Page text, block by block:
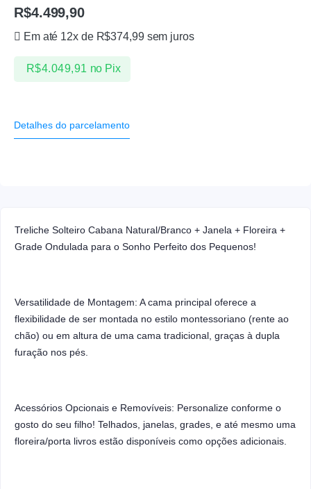
R$4.499,90
Em até 12x de R$374,99sem juros
R$4.049,91 no Pix
Detalhes do parcelamento
Treliche Solteiro Cabana Natural/Branco + Janela + Floreira +
Grade Ondulada para o Sonho Perfeito dos Pequenos!
Versatilidade de Montagem: A cama principal oferece a
flexibilidade de ser montada no estilo montessoriano (rente ao
chão) ou em altura de uma cama tradicional, graças à dupla
furação nos pés.
Acessórios Opcionais e Removíveis: Personalize conforme o
gosto do seu filho! Telhados, janelas, grades, e até mesmo uma
floreira/porta livros estão disponíveis como opções adicionais.